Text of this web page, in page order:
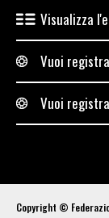
Visualizza
Vuoi
Vuoi
Copyright ©